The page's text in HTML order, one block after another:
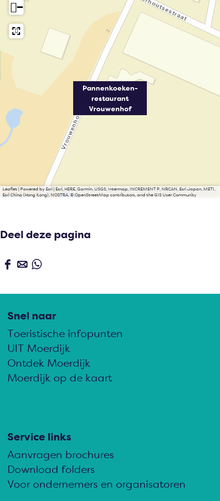
Pannenkoeken-
restaurant
Vrouwenhof
−
Leaflet
Powered by Esri | Esri, HERE, Garmin, USGS, Intermap, INCREMENT P, NRCAN, Esri Japan, METI,
Esri China (Hong Kong), NOSTRA, © OpenStreetMap contributors, and the GIS User Community
Deel deze pagina
D
l
d
e
z
e
i
n
a
o
D
l
d
e
z
e
i
D
l
d
e
z
e
i
a
Snel naar
Toeristische infopunten
UIT Moerdijk
Ontdek Moerdijk
Moerdijk op de kaart
Service links
Aanvragen brochures
Download folders
Voor ondernemers en organisatoren